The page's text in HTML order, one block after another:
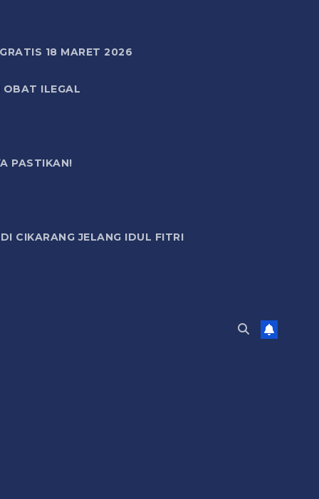
18 MARET 2026
OBAT ILEGAL
PASTIKAN!
CIKARANG JELANG IDUL FITRI